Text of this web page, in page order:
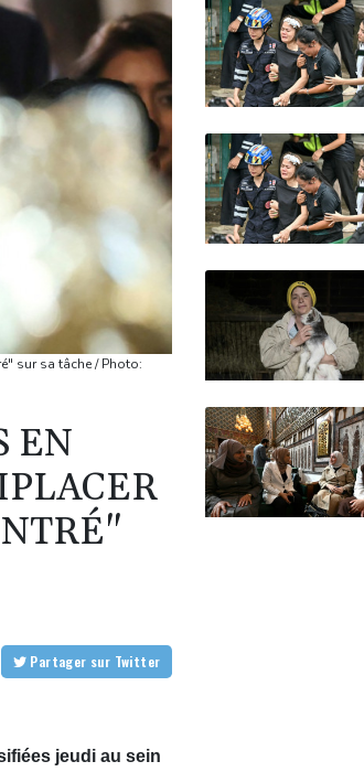
sur sa tâche / Photo:
EN
Partager sur Twitter
jeudi au sein